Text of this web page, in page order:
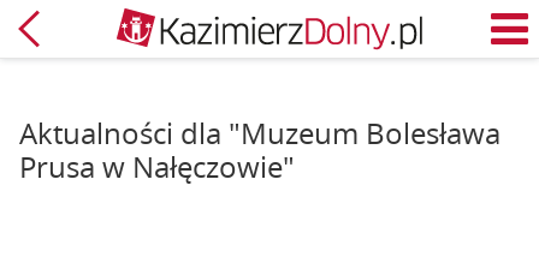
Powrót
Aktualności dla "Muzeum Bolesława
Prusa w Nałęczowie"